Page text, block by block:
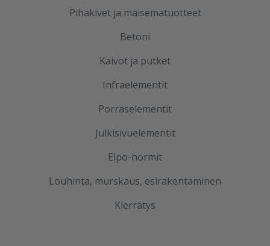
Pihakivet ja maisematuotteet
Betoni
Kaivot ja putket
Infraelementit
Porraselementit
Julkisivuelementit
Elpo-hormit
Louhinta, murskaus, esirakentaminen
Kierrätys